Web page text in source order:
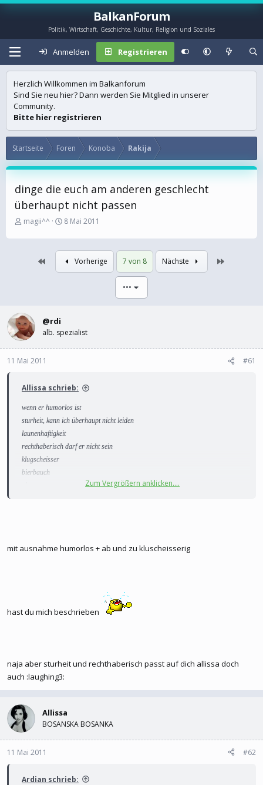
BalkanForum
Politik, Wirtschaft, Geschichte, Kultur, Religion und Soziales
Anmelden Registrieren
Herzlich Willkommen im Balkanforum
Sind Sie neu hier? Dann werden Sie Mitglied in unserer
Community.
Bitte hier registrieren
Startseite Foren Konoba Rakija
dinge die euch am anderen geschlecht
überhaupt nicht passen
E
s
magii^^
E
s
t
e
l
8 Mai 2011
Vorherige 7 von 8 Nächste
•••
@rdi
alb. spezialist
11 Mai 2011 #61
Allissa schrieb:
wenn er humorlos ist
sturheit, kann ich überhaupt nicht leiden
launenhaftigkeit
rechthaberisch darf er nicht sein
klugscheisser
bierbauch
Zum Vergrößern anklicken....
mit ausnahme humorlos + ab und zu kluscheisserig
hast du mich beschrieben
naja aber sturheit und rechthaberisch passt auf dich allissa doch
auch :laughing3:
Allissa
BOSANSKA BOSANKA
11 Mai 2011 #62
Ardian schrieb: